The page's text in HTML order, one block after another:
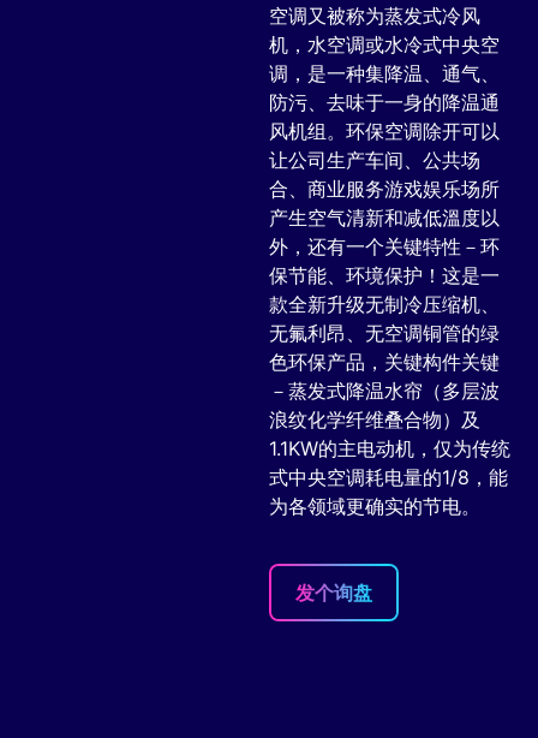
空调又被称为蒸发式冷风
机，水空调或水冷式中央空
调，是一种集降温、通气、
防污、去味于一身的降温通
风机组。环保空调除开可以
让公司生产车间、公共场
合、商业服务游戏娱乐场所
产生空气清新和减低溫度以
外，还有一个关键特性－环
保节能、环境保护！这是一
款全新升级无制冷压缩机、
无氟利昂、无空调铜管的绿
色环保产品，关键构件关键
－蒸发式降温水帘（多层波
浪纹化学纤维叠合物）及
1.1KW的主电动机，仅为传统
式中央空调耗电量的1/8，能
为各领域更确实的节电。
发个询盘